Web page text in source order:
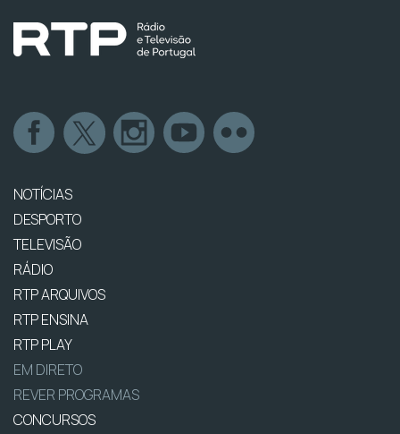
NOTÍCIAS
DESPORTO
TELEVISÃO
RÁDIO
RTP ARQUIVOS
RTP ENSINA
RTP PLAY
EM DIRETO
REVER PROGRAMAS
CONCURSOS